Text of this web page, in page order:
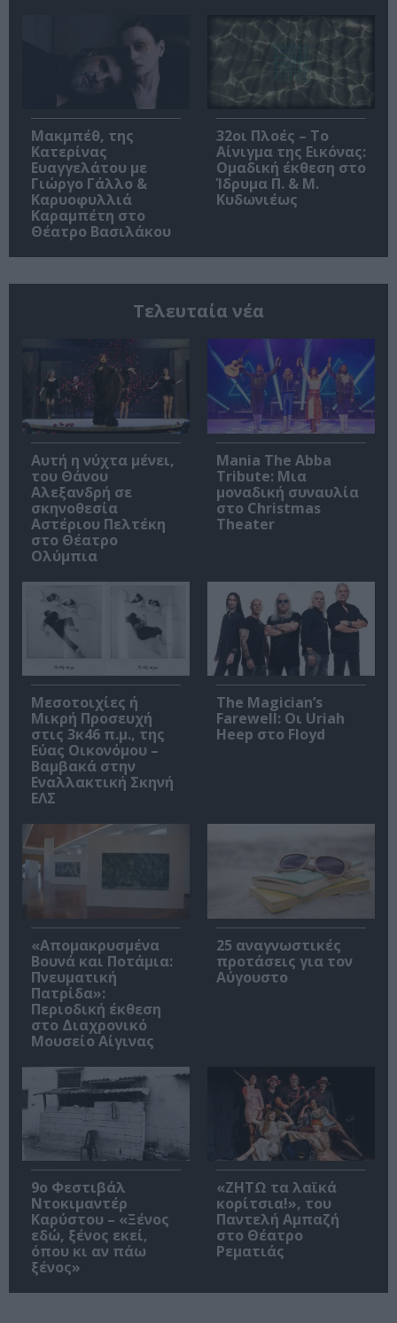
Μακμπέθ, της
Κατερίνας
Ευαγγελάτου με
Γιώργο Γάλλο &
Καρυοφυλλιά
Καραμπέτη στο
Θέατρο Βασιλάκου
32οι Πλοές – Το
Αίνιγμα της Εικόνας:
Ομαδική έκθεση στο
Ίδρυμα Π. & Μ.
Κυδωνιέως
Τελευταία νέα
Αυτή η νύχτα μένει,
του Θάνου
Αλεξανδρή σε
σκηνοθεσία
Αστέριου Πελτέκη
στο Θέατρο
Ολύμπια
Mania The Abba
Tribute: Μια
μοναδική συναυλία
στο Christmas
Theater
Μεσοτοιχίες ή
Μικρή Προσευχή
στις 3κ46 π.μ., της
Εύας Οικονόμου –
Βαμβακά στην
Εναλλακτική Σκηνή
ΕΛΣ
The Magician’s
Farewell: Οι Uriah
Heep στο Floyd
«Απομακρυσμένα
Βουνά και Ποτάμια:
Πνευματική
Πατρίδα»:
Περιοδική έκθεση
στο Διαχρονικό
Μουσείο Αίγινας
25 αναγνωστικές
προτάσεις για τον
Αύγουστο
9ο Φεστιβάλ
Ντοκιμαντέρ
Καρύστου – «Ξένος
εδώ, ξένος εκεί,
όπου κι αν πάω
ξένος»
«ΖΗΤΩ τα λαϊκά
κορίτσια!», του
Παντελή Αμπαζή
στο Θέατρο
Ρεματιάς